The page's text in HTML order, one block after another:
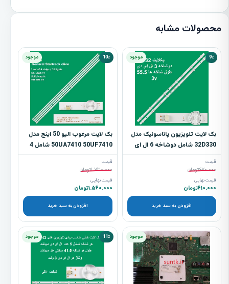
محصولات مشابه
9٪ موجود
بک لایت تلویزیون پاناسونیک مدل
32D330 شامل دوشاخه 6 ال ای
قیمت
۶۷۰.۰۰۰تومان
قیمت نهایی
۶۱۰.۰۰۰تومان
افزودن به سبد خرید
10٪ موجود
بک لایت مرغوب الیو 50 اینج مدل
50UA7410 50UF7410 شامل 4
قیمت
۱.۷۳۰.۰۰۰تومان
قیمت نهایی
۱.۵۶۰.۰۰۰تومان
افزودن به سبد خرید
موجود 11٪ موجود